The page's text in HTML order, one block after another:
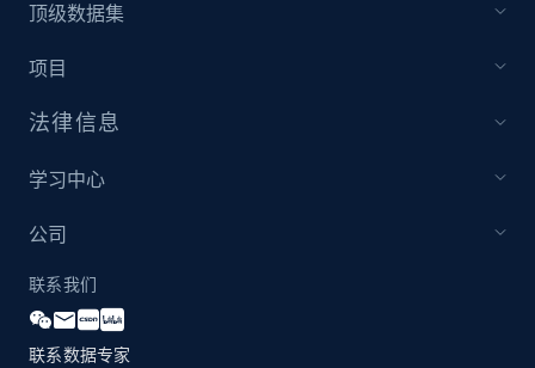
顶级数据集
项目
法律信息
学习中心
公司
联系我们
联系数据专家